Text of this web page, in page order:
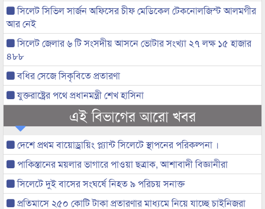
সিলেট সিভিল সার্জন অফিসের চীফ মেডিকেল টেকনোলজিস্ট আলমগীর
আর নেই
সিলেট জেলার ৬ টি সংসদীয় আসনে ভোটার সংখ্যা ২৭ লক্ষ ১৫ হাজার
৪৮৮
বধির সেজে সিকৃবিতে প্রতারণা
যুক্তরাষ্ট্রের পথে প্রধানমন্ত্রী শেখ হাসিনা
এই বিভাগের আরো খবর
দেশে প্রথম বায়োড্রায়িং প্ল্যান্ট সিলেটে স্থাপনের পরিকল্পনা ।
পাকিস্তানের ময়লার ভাগারে পাওয়া ছত্রাক, আশাবাদী বিজ্ঞানীরা
সিলেটে দুই বাসের সংঘর্ষে নিহত ৯ পরিচয় সনাক্ত
প্রতিমাসে ২৫০ কোটি টাকা প্রতারণার মাধ্যমে নিয়ে যাচ্ছে চাইনিজরা